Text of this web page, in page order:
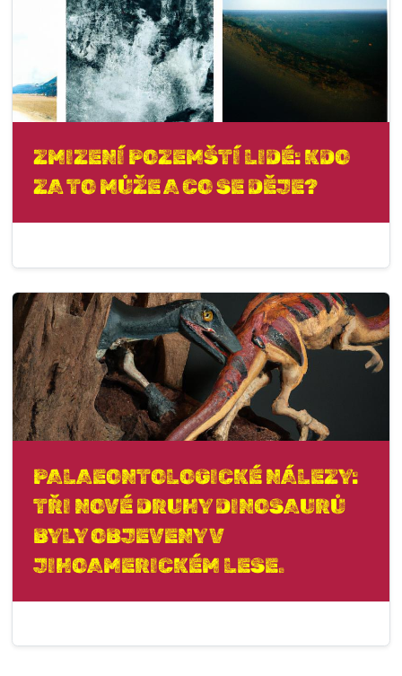
ZMIZENÍ POZEMŠTÍ LIDÉ: KDO
ZA TO MŮŽE A CO SE DĚJE?
PALAEONTOLOGICKÉ NÁLEZY:
TŘI NOVÉ DRUHY DINOSAURŮ
BYLY OBJEVENY V
JIHOAMERICKÉM LESE.